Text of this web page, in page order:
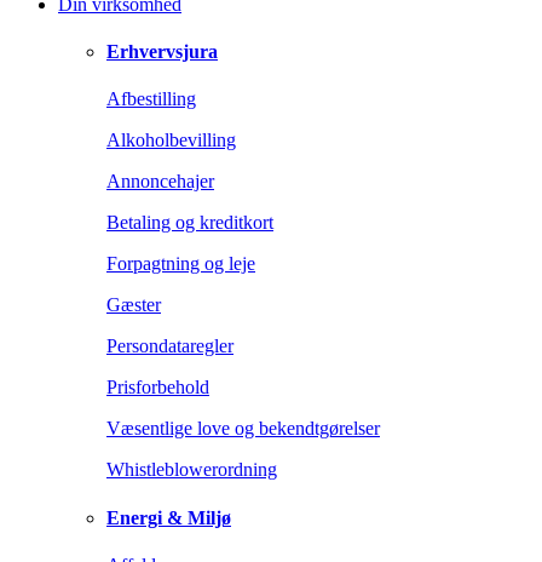
Din virksomhed
Erhvervsjura
Afbestilling
Alkoholbevilling
Annoncehajer
Betaling og kreditkort
Forpagtning og leje
Gæster
Persondataregler
Prisforbehold
Væsentlige love og bekendtgørelser
Whistleblowerordning
Energi & Miljø